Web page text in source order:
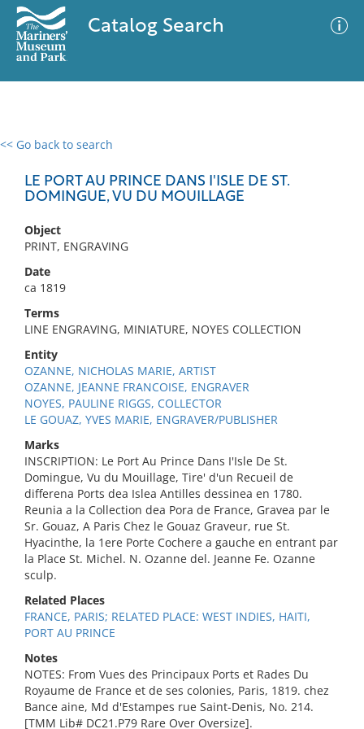
Catalog Search
<< Go back to search
LE PORT AU PRINCE DANS I'ISLE DE ST.
DOMINGUE, VU DU MOUILLAGE
Object
PRINT, ENGRAVING
Date
ca 1819
Terms
LINE ENGRAVING, MINIATURE, NOYES COLLECTION
Entity
OZANNE, NICHOLAS MARIE, ARTIST
OZANNE, JEANNE FRANCOISE, ENGRAVER
NOYES, PAULINE RIGGS, COLLECTOR
LE GOUAZ, YVES MARIE, ENGRAVER/PUBLISHER
Marks
INSCRIPTION: Le Port Au Prince Dans I'Isle De St.
Domingue, Vu du Mouillage, Tire' d'un Recueil de
differena Ports dea Islea Antilles dessinea en 1780.
Reunia a la Collection dea Pora de France, Gravea par le
Sr. Gouaz, A Paris Chez le Gouaz Graveur, rue St.
Hyacinthe, la 1ere Porte Cochere a gauche en entrant par
la Place St. Michel. N. Ozanne del. Jeanne Fe. Ozanne
sculp.
Related Places
FRANCE, PARIS; RELATED PLACE: WEST INDIES, HAITI,
PORT AU PRINCE
Notes
NOTES: From Vues des Principaux Ports et Rades Du
Royaume de France et de ses colonies, Paris, 1819. chez
Bance aine, Md d'Estampes rue Saint-Denis, No. 214.
[TMM Lib# DC21.P79 Rare Over Oversize].
0 results
No results meet your criteria